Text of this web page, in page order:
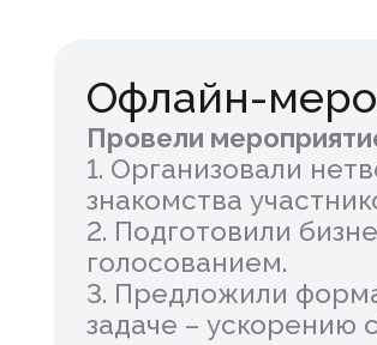
задаче – ускорению
конкретные решения
автоматизация.
Наша команда взяла на
участников.